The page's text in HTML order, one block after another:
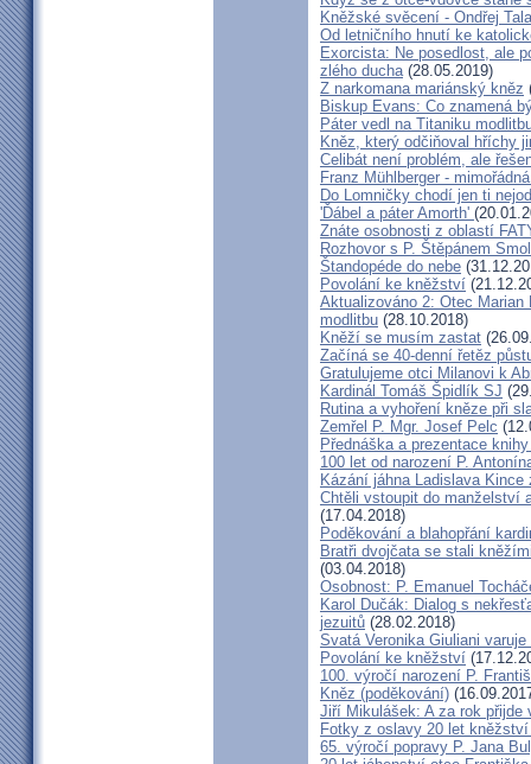
Kněžské svěcení - Ondřej
Od letničního hnutí ke
Exorcista: Ne posedlost, ale
zlého ducha(28.05.2019)
Z narkomana mariánský kněz
Biskup Evans: Co znamená
Páter vedl na Titaniku
Kněz, který odčiňoval hříchy
Celibát není problém, ale
Franz Mühlberger -
Do Lomničky chodí jen ti
'Ďábel a páter Amorth'
Znáte osobnosti z oblastí
Rozhovor s P. Štěpánem
Štandopéde do nebe
Povolání ke kněžství
Aktualizováno 2: Otec
modlitbu (28.10.2018)
Kněží se musím zastat
Začíná se 40-denní řetěz
Gratulujeme otci Milanovi k
Kardinál Tomáš Špidlík SJ
Rutina a vyhoření kněze při
Zemřel P. Mgr. Josef Pelc
Přednáška a prezentace
100 let od narození P.
Kázání jáhna Ladislava
Chtěli vstoupit do manželství
(17.04.2018)
Poděkování a blahopřání
Bratři dvojčata se stali
(03.04.2018)
Osobnost: P. Emanuel
Karol Dučák: Dialog s
jezuitů (28.02.2018)
Svatá Veronika Giuliani
Povolání ke kněžství
100. výročí narození P.
Kněz (poděkování)
Jiří Mikulášek: A za rok
Fotky z oslavy 20 let
65. výročí popravy P. Jana